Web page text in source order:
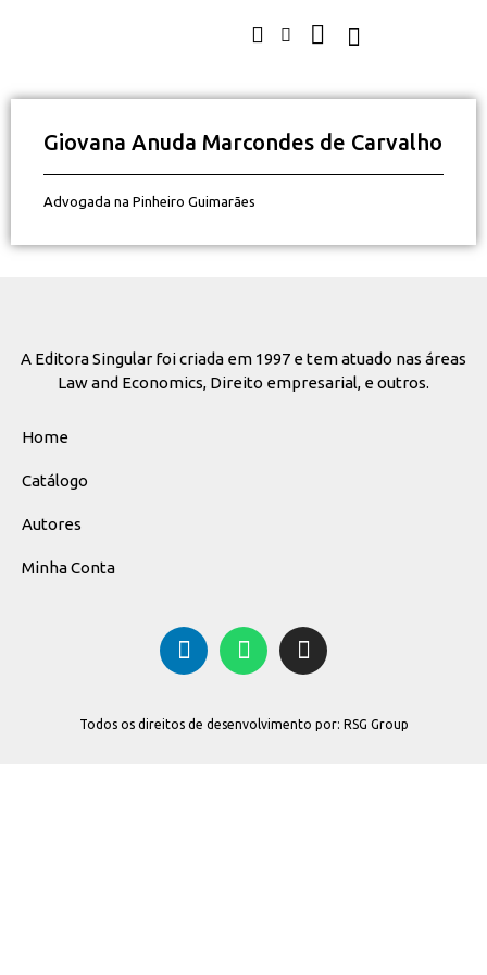
Giovana Anuda Marcondes de Carvalho
Advogada na Pinheiro Guimarães
A Editora Singular foi criada em 1997 e tem atuado nas áreas
Law and Economics, Direito empresarial, e outros.
Home
Catálogo
Autores
Minha Conta
Todos os direitos de desenvolvimento por: RSG Group